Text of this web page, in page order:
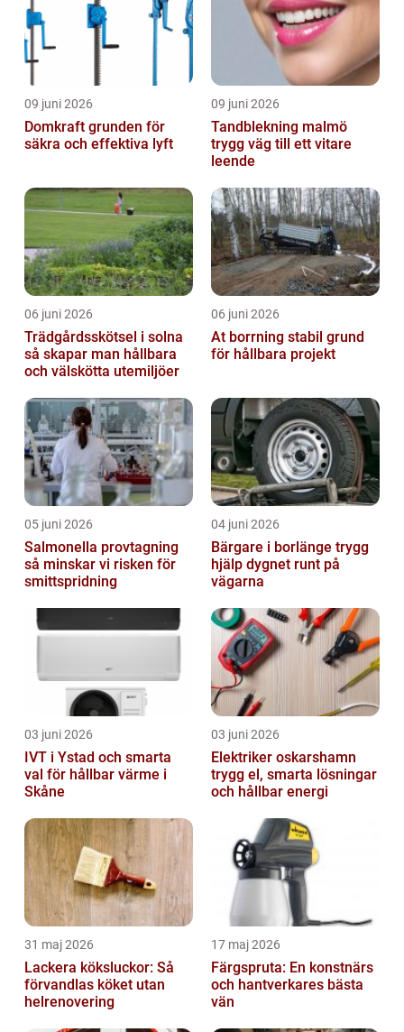
09 juni 2026
Domkraft grunden för
säkra och effektiva lyft
09 juni 2026
Tandblekning malmö
trygg väg till ett vitare
leende
06 juni 2026
Trädgårdsskötsel i solna
så skapar man hållbara
och välskötta utemiljöer
06 juni 2026
At borrning stabil grund
för hållbara projekt
05 juni 2026
Salmonella provtagning
så minskar vi risken för
smittspridning
04 juni 2026
Bärgare i borlänge trygg
hjälp dygnet runt på
vägarna
03 juni 2026
IVT i Ystad och smarta
val för hållbar värme i
Skåne
03 juni 2026
Elektriker oskarshamn
trygg el, smarta lösningar
och hållbar energi
31 maj 2026
Lackera köksluckor: Så
förvandlas köket utan
helrenovering
17 maj 2026
Färgspruta: En konstnärs
och hantverkares bästa
vän